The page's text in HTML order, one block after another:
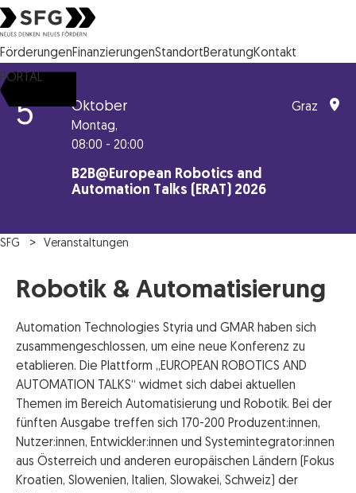
Steirische Wirtschaftsförderungsgesellschaft mbH SFG Logo
FörderungenFinanzierungenStandortBeratungKontakt
PORTAL
5 Oktober
Montag,
08:00 - 20:00
B2B@European Robotics and
Automation Talks (ERAT) 2026
Graz
SFG Veranstaltungen
Robotik & Automatisierung
Automation Technologies Styria und GMAR haben sich
zusammengeschlossen, um eine neue Konferenz zu
etablieren. Die Plattform „EUROPEAN ROBOTICS AND
AUTOMATION TALKS“ widmet sich dabei aktuellen
Themen im Bereich Automatisierung und Robotik. Bei der
fünften Ausgabe treffen sich 170-200 Produzent:innen,
Nutzer:innen, Entwickler:innen und Systemintegrator:innen
aus Österreich und anderen europäischen Ländern (Fokus
Kroatien, Slowenien, Italien, Slowakei, Schweiz) der